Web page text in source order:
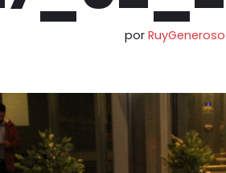
por RuyGeneroso